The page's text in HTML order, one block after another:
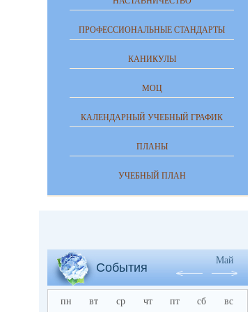
ПРОФЕССИОНАЛЬНЫЕ СТАНДАРТЫ
КАНИКУЛЫ
МОЦ
КАЛЕНДАРНЫЙ УЧЕБНЫЙ ГРАФИК
ПЛАНЫ
УЧЕБНЫЙ ПЛАН
События
Май
пн вт ср чт пт сб вс